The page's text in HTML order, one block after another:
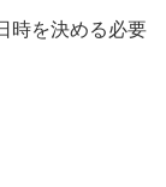
時を決める必要